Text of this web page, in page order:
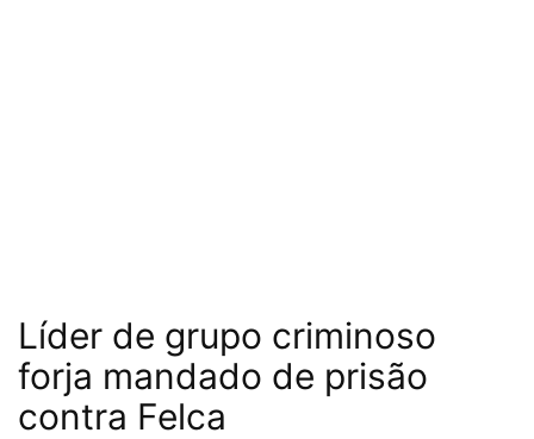
Líder de grupo criminoso
forja mandado de prisão
contra Felca